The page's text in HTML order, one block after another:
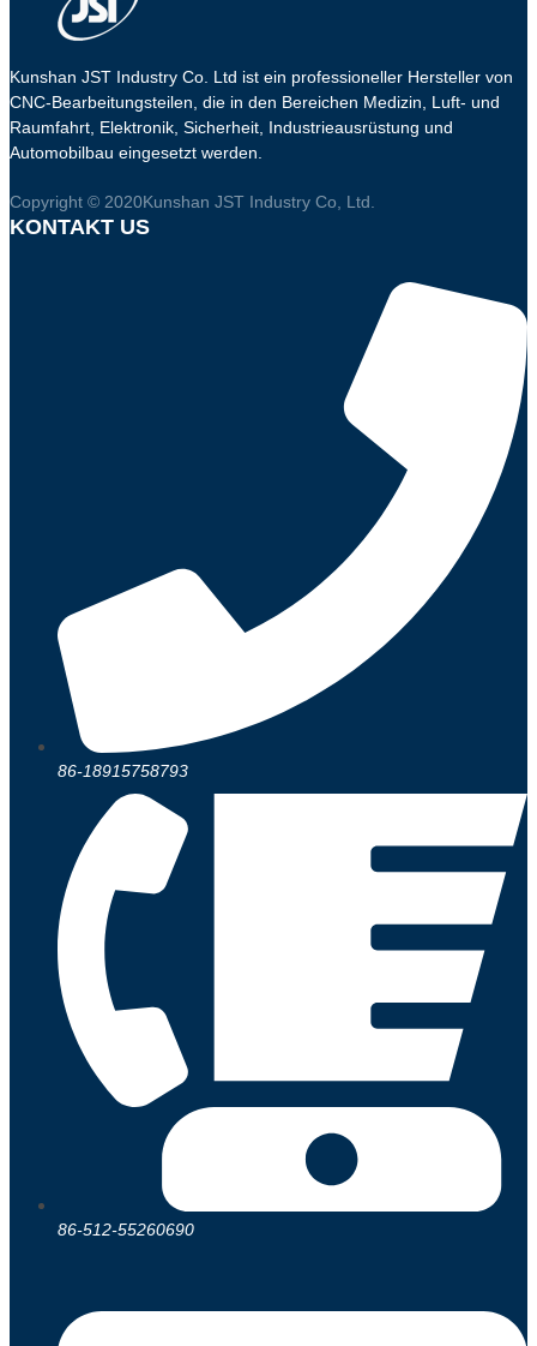
Kunshan JST Industry Co. Ltd ist ein professioneller Hersteller von
CNC-Bearbeitungsteilen, die in den Bereichen Medizin, Luft- und
Raumfahrt, Elektronik, Sicherheit, Industrieausrüstung und
Automobilbau eingesetzt werden.
Copyright © 2020Kunshan JST Industry Co, Ltd.
KONTAKT US
86-18915758793
86-512-55260690